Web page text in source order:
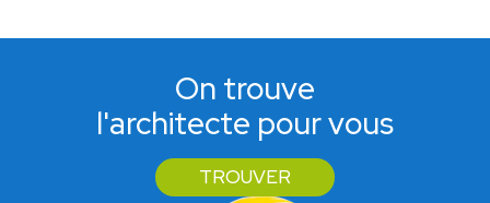
On trouve
l'architecte pour vous
TROUVER